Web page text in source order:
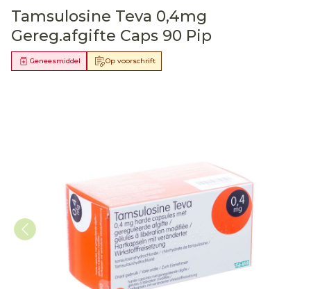
Tamsulosine Teva 0,4mg
Gereg.afgifte Caps 90 Pip
Op voorschrift
Geneesmiddel